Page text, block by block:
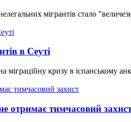
мігрантів стало
в Сеуті
міграційну кризу в іспанському
отримає тимчасовий